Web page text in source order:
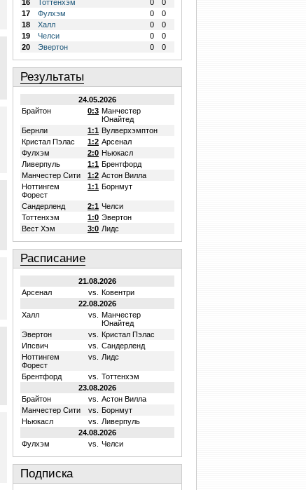
16
Тоттенхэм 0
0
17
Фулхэм 0
0
18
Халл 0
0
19
Челси 0
0
20
Эвертон 0 0
Результаты
24.05.2026
Брайтон
0:3 Манчестер
Юнайтед
Бернли
1:1 Вулверхэмптон
Кристал Пэлас
1:2 Арсенал
Фулхэм
2:0 Ньюкасл
Ливерпуль
1:1 Брентфорд
Манчестер Сити
1:2 Астон Вилла
Ноттингем
Форест
1:1 Борнмут
Сандерленд 2:1 Челси
Тоттенхэм
1:0 Эвертон
Вест Хэм
3:0 Лидс
Расписание
21.08.2026
Арсенал
vs.
Ковентри
22.08.2026
Халл
vs.
Манчестер
Юнайтед
Эвертон
vs.
Кристал Пэлас
Ипсвич
vs.
Сандерленд
Ноттингем
Форест
vs. Лидс
Брентфорд vs.
Тоттенхэм
23.08.2026
Брайтон
vs.
Астон Вилла
Манчестер Сити
vs.
Борнмут
Ньюкасл
vs.
Ливерпуль
24.08.2026
Фулхэм
vs. Челси
Подписка